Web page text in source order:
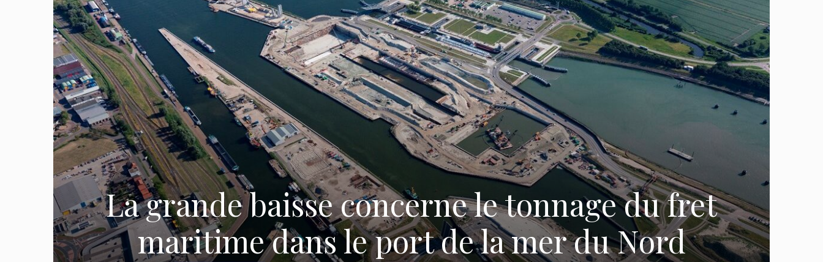
La grande baisse concerne le tonnage du fret
maritime dans le port de la mer du Nord